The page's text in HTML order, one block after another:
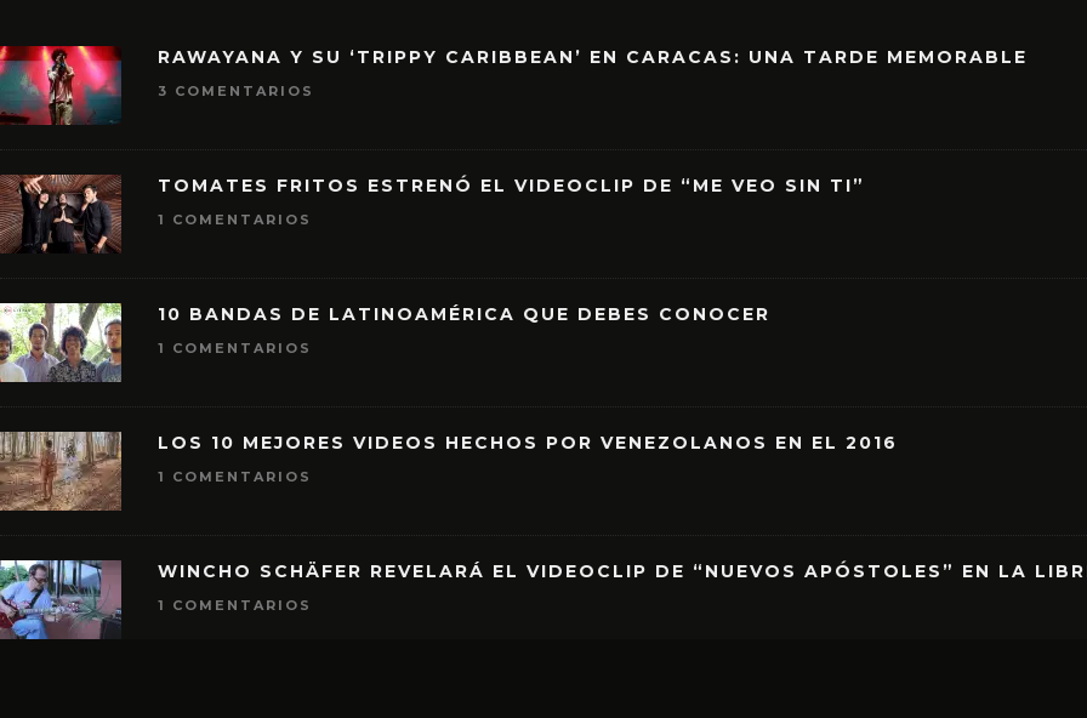
RAWAYANA Y SU ‘TRIPPY CARIBBEAN’ EN CARACAS: UNA TARDE MEMORABLE
3 COMENTARIOS
TOMATES FRITOS ESTRENÓ EL VIDEOCLIP DE “ME VEO SIN TI”
1 COMENTARIOS
10 BANDAS DE LATINOAMÉRICA QUE DEBES CONOCER
1 COMENTARIOS
LOS 10 MEJORES VIDEOS HECHOS POR VENEZOLANOS EN EL 2016
1 COMENTARIOS
WINCHO SCHÄFER REVELARÁ EL VIDEOCLIP DE “NUEVOS APÓSTOLES” EN LA
1 COMENTARIOS